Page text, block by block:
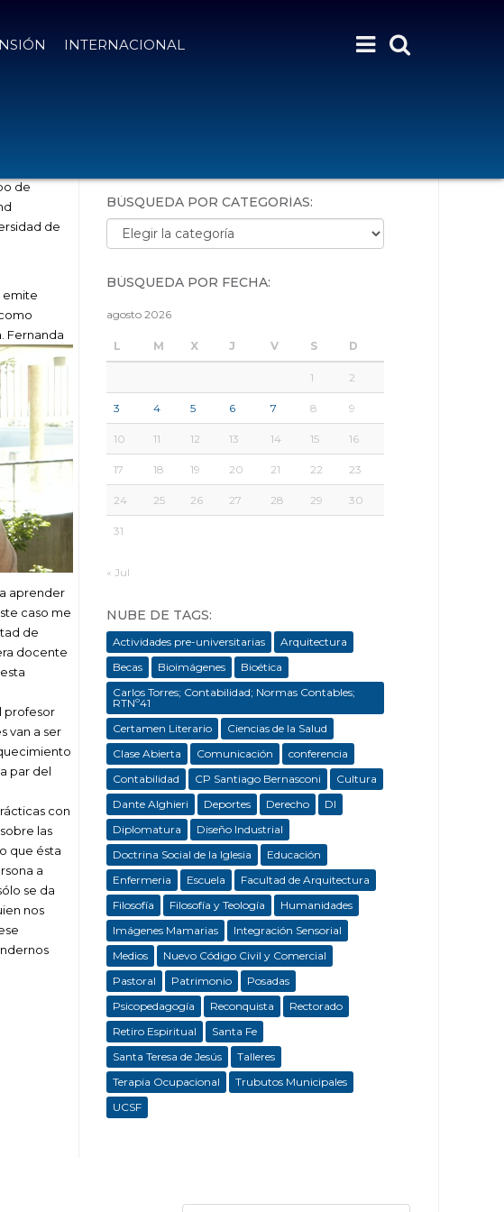
INTERNACIONAL
de
de
emite
Fernanda
aprender
caso me
de
docente
profesor
van a ser
par del
con
las
que ésta
a
se da
nos
BÚSQUEDA POR CATEGORÍAS:
Búsqueda por categorías:
BÚSQUEDA POR FECHA:
agosto 2026
L M X J V S D
1 2
3 4 5 6 7 8 9
10 11 12 13 14 15 16
17 18 19 20 21 22 23
24 25 26 27 28 29 30
31
« Jul
NUBE DE TAGS:
Actividades pre-universitarias
Arquitectura
Becas
Bioimágenes
Bioética
Carlos Torres; Contabilidad; Normas Contables;
RTNº41
Certamen Literario
Ciencias de la Salud
Clase Abierta
Comunicación
conferencia
Contabilidad
CP Santiago Bernasconi
Cultura
Dante Alghieri
Deportes Derecho
DI
Diplomatura
Diseño Industrial
Doctrina Social de la Iglesia
Educación
Enfermeria
Escuela
Facultad de Arquitectura
Filosofía
Filosofía y Teología
Humanidades
Imágenes Mamarias
Integración Sensorial
Medios
Nuevo Código Civil y Comercial
Pastoral
Patrimonio
Posadas
Psicopedagogía
Reconquista
Rectorado
Retiro Espiritual
Santa Fe
Santa Teresa de Jesús
Talleres
Terapia Ocupacional
Trubutos Municipales
UCSF